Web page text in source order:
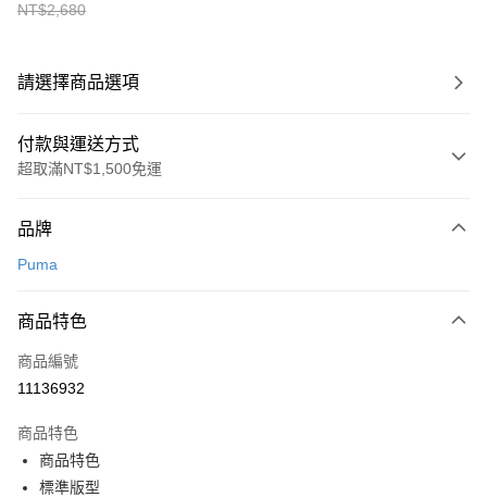
NT$2,680
請選擇商品選項
付款與運送方式
超取滿NT$1,500免運
信用卡一次付款
3 期 0 利率 每期
合作金庫商業銀行
上海商業儲蓄銀行
臺灣中小企業銀行
匯豐（台灣）商業銀行
聯邦商業銀行
超商取貨付款
LINE Pay
街口支付
ATM付款
品牌
Puma
商品特色
商品編號
11136932
商品特色
商品特色
標準版型